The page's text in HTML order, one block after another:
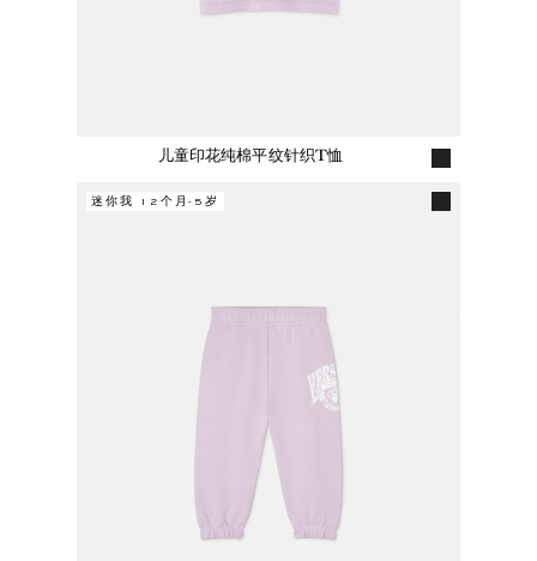
儿童印花纯棉平纹针织T恤
迷你我 12个月-5岁